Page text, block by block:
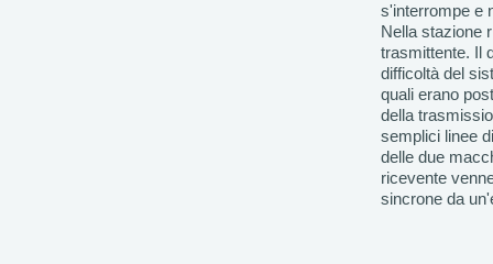
s'interrompe e
Nella stazione
trasmittente. Il
difficoltà del
quali erano
della
semplici linee
delle due
ricevente
sincrone da